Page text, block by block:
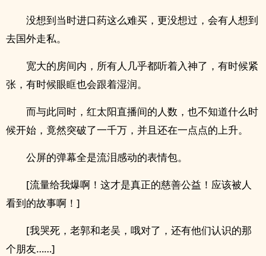
没想到当时进口药这么难买，更没想过，会有人想到
去国外走私。
宽大的房间内，所有人几乎都听着入神了，有时候紧
张，有时候眼眶也会跟着湿润。
而与此同时，红太阳直播间的人数，也不知道什么时
候开始，竟然突破了一千万，并且还在一点点的上升。
公屏的弹幕全是流泪感动的表情包。
[流量给我爆啊！这才是真正的慈善公益！应该被人
看到的故事啊！]
[我哭死，老郭和老吴，哦对了，还有他们认识的那
个朋友……]